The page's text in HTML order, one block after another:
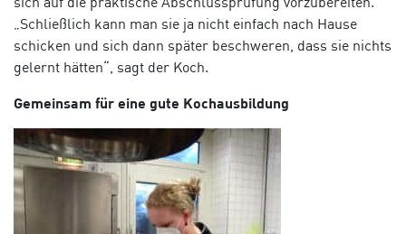
„Schließlich kann man sie ja nicht einfach nach Hause
schicken und sich dann später beschweren, dass sie nichts
gelernt hätten“, sagt der Koch.
Gemeinsam für eine gute Kochausbildung